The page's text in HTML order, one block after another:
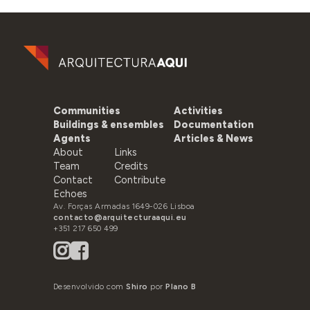
Communities
Buildings & ensembles
Agents
Activities
Documentation
Articles & News
About
Team
Contact
Echoes
Links
Credits
Contribute
Av. Forças Armadas 1649-026 Lisboa
contacto@arquitecturaaqui.eu
+351 217 650 499
Desenvolvido comShiro porPlano B